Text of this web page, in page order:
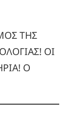
ΤΗΣ
ΟΙ
Ο